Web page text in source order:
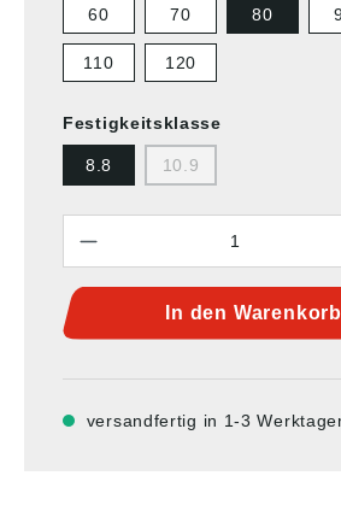
60 70 80
110 120
Festigkeitsklasse
8.8 10.9
In den Warenkorb
versandfertig in 1-3